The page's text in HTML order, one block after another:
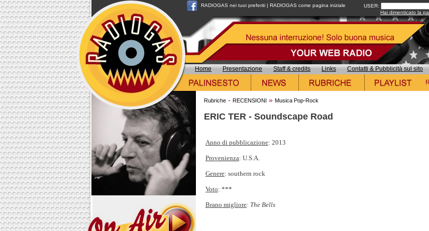
RADIOGAS nei tuoi preferiti | RADIOGAS come pagina iniziale USER:
Hai dimenticato la
Home Presentazione Staff & credits Links Contatti & Pubblicità sul sito
Rubriche - RECENSIONI » Musica Pop-Rock
ERIC TER - Soundscape Road
Anno di pubblicazione: 2013
Provenienza: U.S.A.
Genere: southern rock
Voto: ***
Brano migliore: The Bells